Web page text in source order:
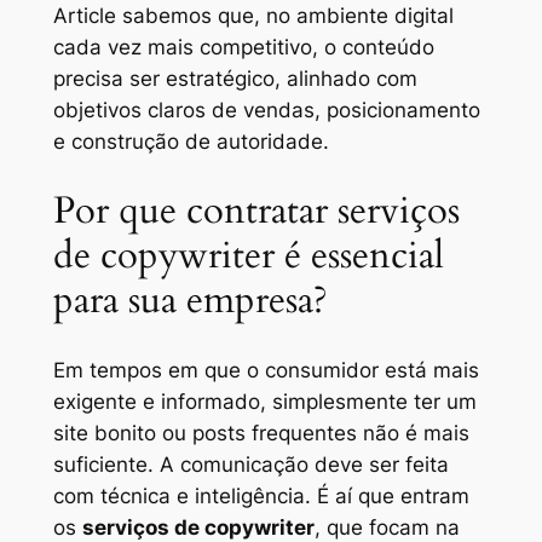
Article sabemos que, no ambiente digital
cada vez mais competitivo, o conteúdo
precisa ser estratégico, alinhado com
objetivos claros de vendas, posicionamento
e construção de autoridade.
Por que contratar serviços
de copywriter é essencial
para sua empresa?
Em tempos em que o consumidor está mais
exigente e informado, simplesmente ter um
site bonito ou posts frequentes não é mais
suficiente. A comunicação deve ser feita
com técnica e inteligência. É aí que entram
os serviços de copywriter, que focam na